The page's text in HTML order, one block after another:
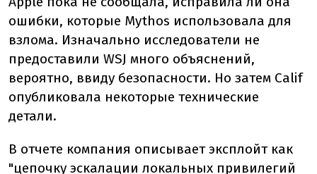
ошибки, которые Mythos использовала для
взлома. Изначально исследователи не
предоставили WSJ много объяснений,
вероятно, ввиду безопасности. Но затем Calif
опубликовала некоторые технические
детали.
В отчете компания описывает эксплойт как
"цепочку эскалации локальных привилегий